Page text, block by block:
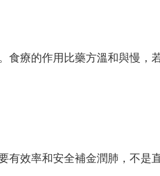
療的作用比藥方溫和與慢，
有效率和安全補金潤肺，不是